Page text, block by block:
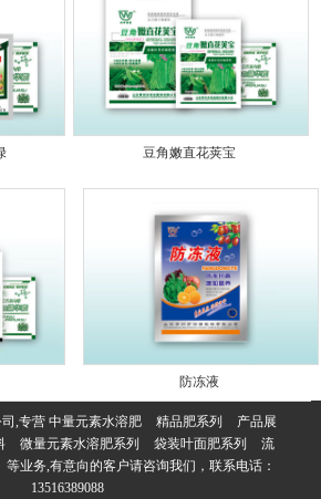
豆角嫩直花荚宝
防冻液
,专营 中量元素水溶肥 精品肥系列
产品展
微量元素水溶肥系列 袋装叶面肥系列
流
等业务,有意向的客户请咨询我们，联系电话：
13516389088